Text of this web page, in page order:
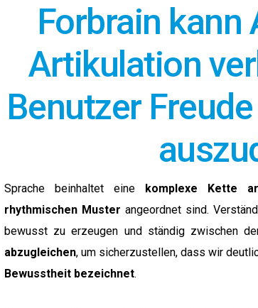
Forbrain kann
Artikulation
Benutzer
Sprache beinhaltet eine komplexe Kette
rhythmischen Muster angeordnet sind.
bewusst zu erzeugen und ständig zwischen
abzugleichen, um sicherzustellen, dass wir
Bewusstheit bezeichnet.